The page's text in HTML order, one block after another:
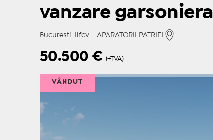
vanzare garsoniera
Bucuresti-Ilfov - APARATORII PATRIEI
50.500€ (+TVA)
VÂNDUT